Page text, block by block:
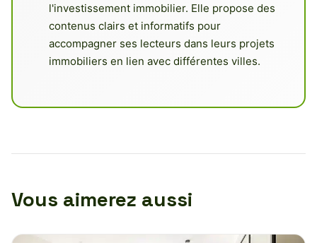
l'investissement immobilier. Elle propose des
contenus clairs et informatifs pour
accompagner ses lecteurs dans leurs projets
immobiliers en lien avec différentes villes.
Vous aimerez aussi